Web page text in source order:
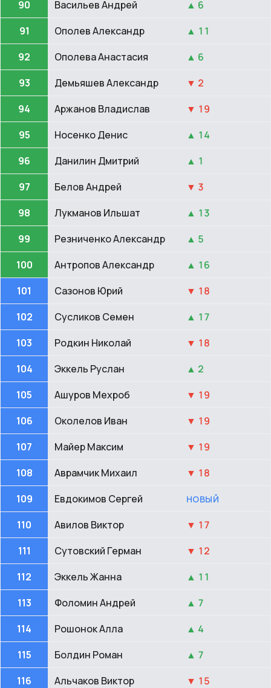
90 Васильев Андрей
▲ 6
91
Ополев Александр
▲ 11
92
Ополева Анастасия
▲ 6
93
Демьяшев Александр
▼ 2
94
Аржанов Владислав
▼ 19
95
Носенко Денис
▲ 14
96
Данилин Дмитрий
▲ 1
97
Белов Андрей
▼ 3
98
Лукманов Ильшат
▲ 13
99
Резниченко Александр
▲ 5
100
Антропов Александр
▲ 16
101
Сазонов Юрий
▼ 18
102
Сусликов Семен
▲ 17
103
Родкин Николай
▼ 18
104
Эккель Руслан
▲ 2
105
Ашуров Мехроб
▼ 19
106
Околелов Иван
▼ 19
107
Майер Максим
▼ 19
108
Аврамчик Михаил
▼ 18
109
Евдокимов Сергей НОВЫЙ
110 Авилов Виктор
▼ 17
111
Сутовский Герман
▼ 12
112
Эккель Жанна
▲ 11
113
Фоломин Андрей
▲ 7
114
Рошонок Алла
▲ 4
115
Болдин Роман
▲ 7
116
Альчаков Виктор
▼ 15